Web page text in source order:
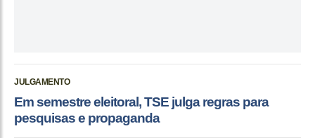
JULGAMENTO
Em semestre eleitoral, TSE julga regras para
pesquisas e propaganda